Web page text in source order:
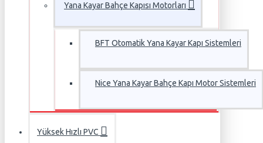
Yana Kayar Bahçe Kapısı Motorları
BFT Otomatik Yana Kayar Kapı Sistemleri
Nice Yana Kayar Bahçe Kapı Motor Sistemleri
Yüksek Hızlı PVC